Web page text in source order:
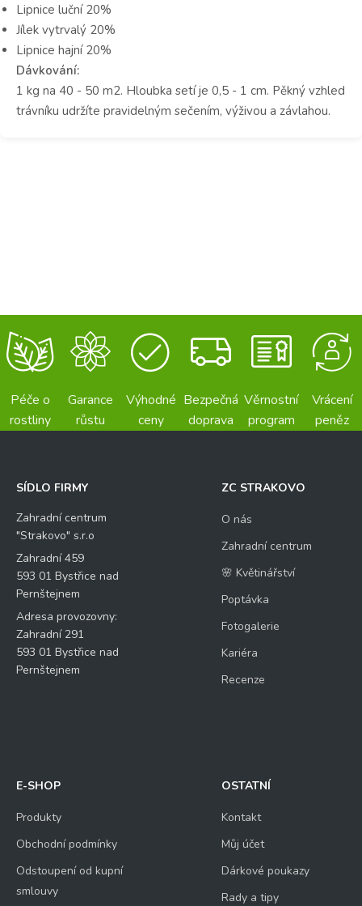
Lipnice luční 20%
Jílek vytrvalý 20%
Lipnice hajní 20%
Dávkování:
1 kg na 40 - 50 m2. Hloubka setí je 0,5 - 1 cm. Pěkný vzhled
trávníku udržíte pravidelným sečením, výživou a závlahou.
Péče o
rostliny
Garance
růstu
Výhodné
ceny
Bezpečná
doprava
Věrnostní
program
Vrácení
peněz
SÍDLO FIRMY
Zahradní centrum
"Strakovo" s.r.o
Zahradní 459
593 01 Bystřice nad
Pernštejnem
Adresa provozovny:
Zahradní 291
593 01 Bystřice nad
Pernštejnem
ZC STRAKOVO
O nás
Zahradní centrum
🌸 Květinářství
Poptávka
Fotogalerie
Kariéra
Recenze
E-SHOP
Produkty
Obchodní podmínky
Odstoupení od kupní
smlouvy
OSTATNÍ
Kontakt
Můj účet
Dárkové poukazy
Rady a tipy